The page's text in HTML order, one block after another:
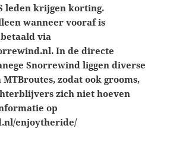
leden krijgen korting.
wanneer vooraf is
via
In de directe
Snorrewind liggen diverse
zodat ook grooms,
zich niet hoeven
op
enjoytheride/